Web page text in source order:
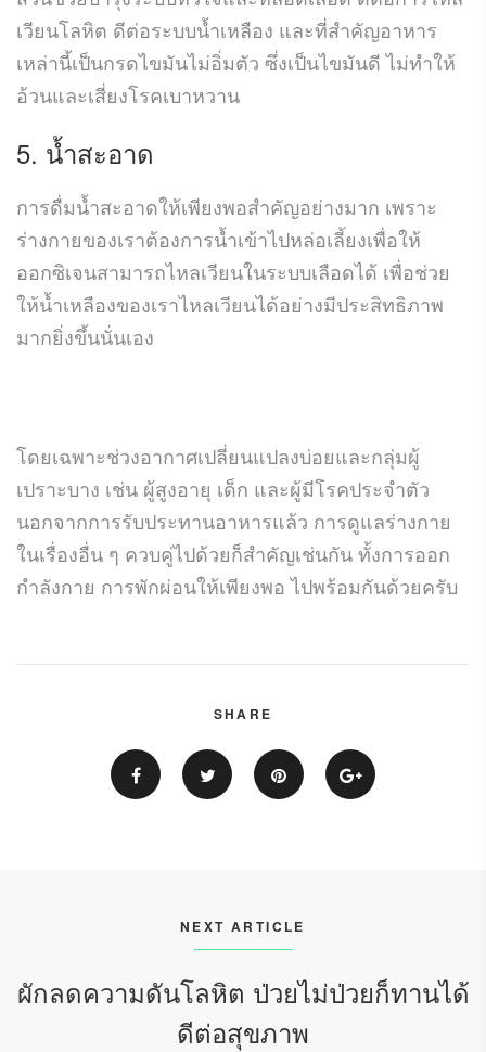
เวียนโลหิต ดีต่อระบบน้ำเหลือง และที่สำคัญอาหาร
เหล่านี้เป็นกรดไขมันไม่อิ่มตัว ซึ่งเป็นไขมันดี ไม่ทำให้
อ้วนและเสี่ยงโรคเบาหวาน
5. น้ำสะอาด
การดื่มน้ำสะอาดให้เพียงพอสำคัญอย่างมาก เพราะ
ร่างกายของเราต้องการน้ำเข้าไปหล่อเลี้ยงเพื่อให้
ออกซิเจนสามารถไหลเวียนในระบบเลือดได้ เพื่อช่วย
ให้น้ำเหลืองของเราไหลเวียนได้อย่างมีประสิทธิภาพ
มากยิ่งขึ้นนั่นเอง
โดยเฉพาะช่วงอากาศเปลี่ยนแปลงบ่อยและกลุ่มผู้
เปราะบาง เช่น ผู้สูงอายุ เด็ก และผู้มีโรคประจำตัว
นอกจากการรับประทานอาหารแล้ว การดูแลร่างกาย
ในเรื่องอื่น ๆ ควบคู่ไปด้วยก็สำคัญเช่นกัน ทั้งการออก
กำลังกาย การพักผ่อนให้เพียงพอ ไปพร้อมกันด้วยครับ
SHARE
NEXT ARTICLE
ผักลดความดันโลหิต ป่วยไม่ป่วยก็ทานได้
ดีต่อสุขภาพ